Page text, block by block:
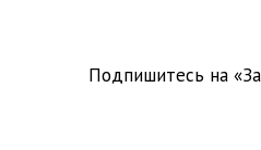
Подпишитесь на